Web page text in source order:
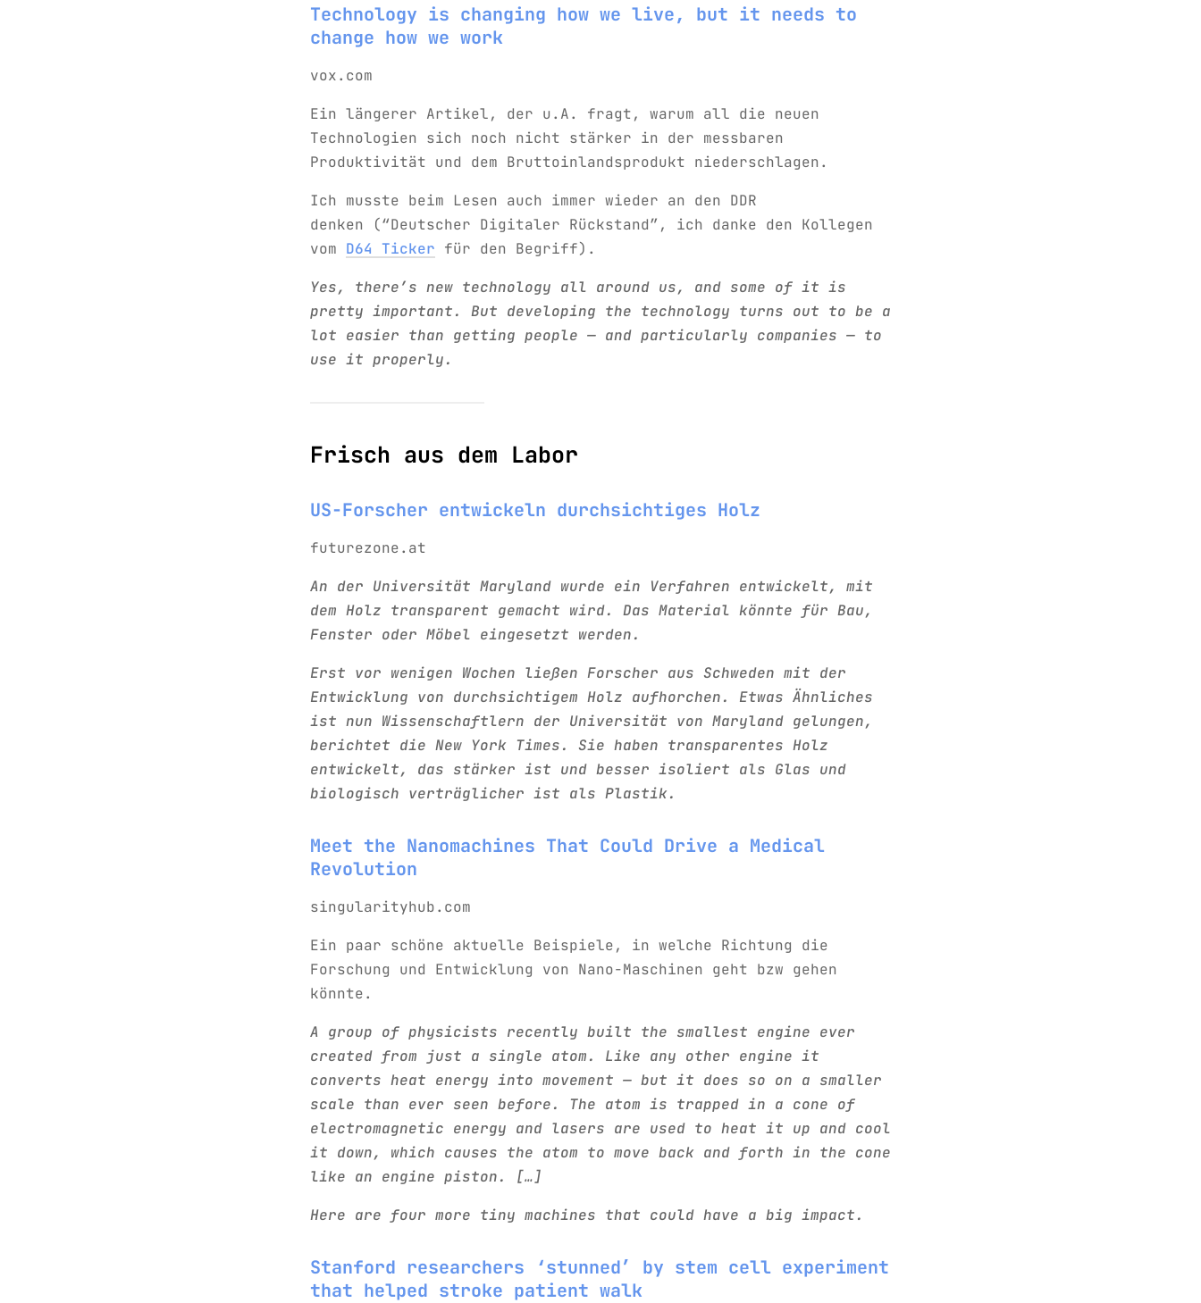
Technology is changing how we live, but it needs to
change how we work
vox.com
Ein längerer Artikel, der u.A. fragt, warum all die neuen
Technologien sich noch nicht stärker in der messbaren
Produktivität und dem Bruttoinlandsprodukt niederschlagen.
Ich musste beim Lesen auch immer wieder an den DDR
denken (“Deutscher Digitaler Rückstand”, ich danke den Kollegen
vom D64 Ticker für den Begriff).
Yes, there’s new technology all around us, and some of it is
pretty important. But developing the technology turns out to be a
lot easier than getting people — and particularly companies — to
use it properly.
Frisch aus dem Labor
US-Forscher entwickeln durchsichtiges Holz
futurezone.at
An der Universität Maryland wurde ein Verfahren entwickelt, mit
dem Holz transparent gemacht wird. Das Material könnte für Bau,
Fenster oder Möbel eingesetzt werden.
Erst vor wenigen Wochen ließen Forscher aus Schweden mit der
Entwicklung von durchsichtigem Holz aufhorchen. Etwas Ähnliches
ist nun Wissenschaftlern der Universität von Maryland gelungen,
berichtet die New York Times. Sie haben transparentes Holz
entwickelt, das stärker ist und besser isoliert als Glas und
biologisch verträglicher ist als Plastik.
Meet the Nanomachines That Could Drive a Medical
Revolution
singularityhub.com
Ein paar schöne aktuelle Beispiele, in welche Richtung die
Forschung und Entwicklung von Nano-Maschinen geht bzw gehen
könnte.
A group of physicists recently built the smallest engine ever
created from just a single atom. Like any other engine it
converts heat energy into movement — but it does so on a smaller
scale than ever seen before. The atom is trapped in a cone of
electromagnetic energy and lasers are used to heat it up and cool
it down, which causes the atom to move back and forth in the cone
like an engine piston. […]
Here are four more tiny machines that could have a big impact.
Stanford researchers ‘stunned’ by stem cell experiment
that helped stroke patient walk